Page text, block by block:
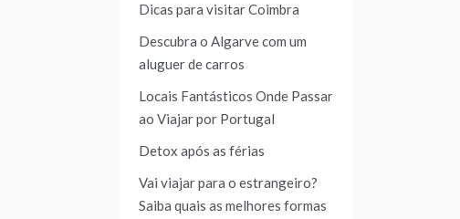
Dicas para visitar Coimbra
Descubra o Algarve com um
aluguer de carros
Locais Fantásticos Onde Passar
ao Viajar por Portugal
Detox após as férias
Vai viajar para o estrangeiro?
Saiba quais as melhores formas